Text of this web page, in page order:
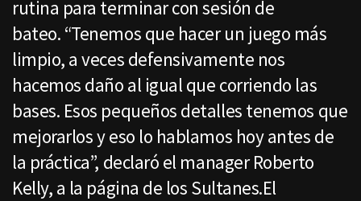
rutina para terminar con sesión de
bateo. “Tenemos que hacer un juego más
limpio, a veces defensivamente nos
hacemos daño al igual que corriendo las
bases. Esos pequeños detalles tenemos que
mejorarlos y eso lo hablamos hoy antes de
la práctica”, declaró el manager Roberto
Kelly, a la página de los Sultanes.El